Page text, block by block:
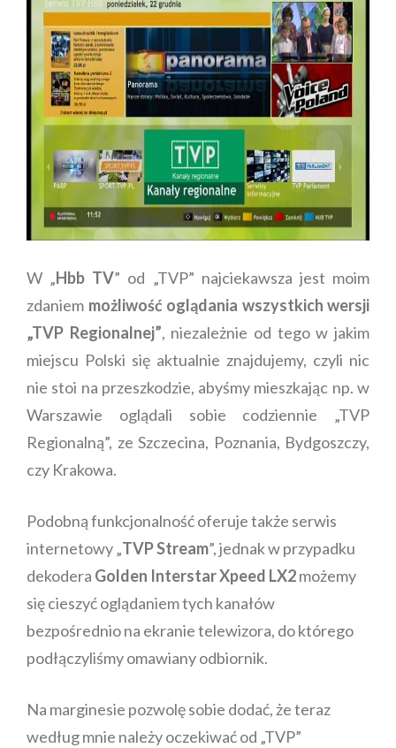
W „Hbb TV” od „TVP” najciekawsza jest moim
zdaniem możliwość oglądania wszystkich wersji
„TVP Regionalnej”, niezależnie od tego w jakim
miejscu Polski się aktualnie znajdujemy, czyli nic
nie stoi na przeszkodzie, abyśmy mieszkając np. w
Warszawie oglądali sobie codziennie „TVP
Regionalną”, ze Szczecina, Poznania, Bydgoszczy,
czy Krakowa.
Podobną funkcjonalność oferuje także serwis
internetowy „TVP Stream”, jednak w przypadku
dekodera Golden Interstar Xpeed LX2możemy
się cieszyć oglądaniem tych kanałów
bezpośrednio na ekranie telewizora, do którego
podłączyliśmy omawiany odbiornik.
Na marginesie pozwolę sobie dodać, że teraz
według mnie należy oczekiwać od „TVP”